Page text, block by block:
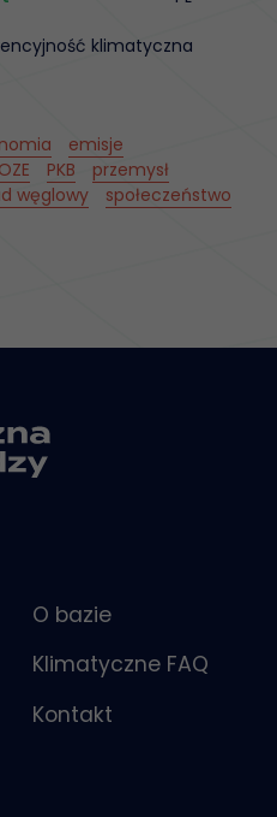
klimatyczna
emisje
OZE PKB
przemysł
węglowy
społeczeństwo
O bazie
Klimatyczne FAQ
Kontakt